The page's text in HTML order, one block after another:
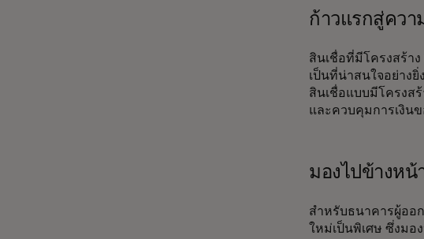
ก้าวแรกสู่ควา
สินเชื่อที่มีโครงสร้า
เป็นที่น่าสนใจอย่าง
สินเชื่อแบบมีโครงส
และควบคุมการเงิน
มองไปข้างหน้
สำหรับธนาคารผู้ออ
ใหม่เป็นพิเศษ ซึ่งมอ